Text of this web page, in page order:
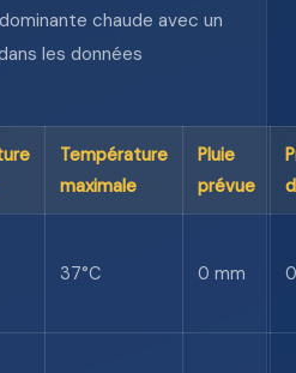
chaude avec un
les données
Température
maximale
Pluie
prévue
37°C 0 mm